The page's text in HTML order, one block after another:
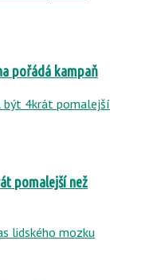
pořádá kampaň
pomalejší než